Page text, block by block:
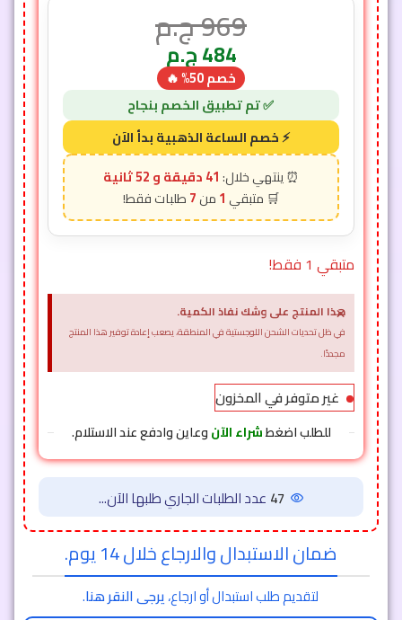
969ج.م
484ج.م
خصم 50% 🔥
41 دقيقة و 50 ثانية
1
7
متبقي 1 فقط!
هذا المنتج على وشك نفاذ الكمية.
في ظل تحديات الشحن اللوجستية في المنطقة، يصعب إعادة توفير هذا المنتج
مجددًا.
×
غير متوفر في المخزون
للطلب اضغطشراء الآنوعاين وادفع عند الاستلام.
47 عدد الطلبات الجاري طلبها الآن...
ضمان الاستبدال والارجاع خلال 14 يوم.
لتقديم طلب استبدال أو ارجاع،يرجى النقر هنا.